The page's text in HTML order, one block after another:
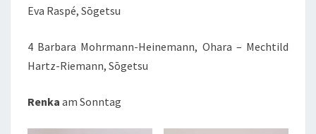
Eva Raspé, Sōgetsu
4 Barbara Mohrmann-Heinemann, Ohara – Mechtild
Hartz-Riemann, Sōgetsu
Renka am Sonntag